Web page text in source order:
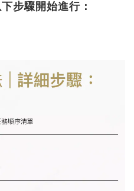
步驟開始進行：